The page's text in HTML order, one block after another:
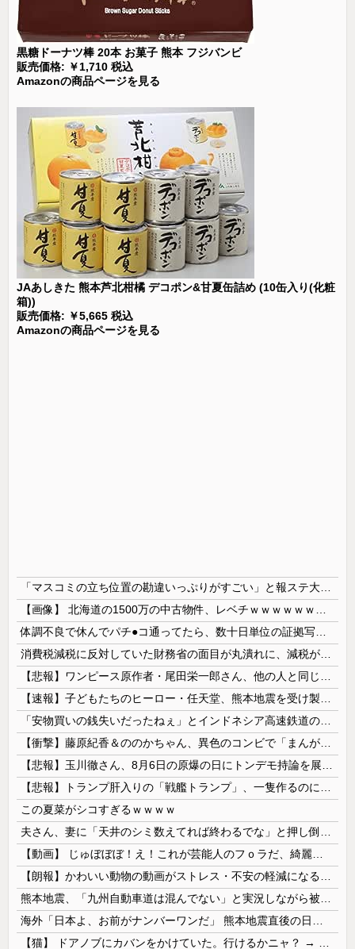
黒糖ドーナツ棒 20本 お菓子 熊本 フジバンビ
販売価格: ￥1,710 税込
Amazonの商品ページを見る
JAあしきた 熊本芦北柑橘 デコポン&甘夏缶詰め (10缶入り(化粧
箱))
販売価格: ￥5,665 税込
Amazonの商品ページを見る
この夏菜がシコすぎるｗｗｗｗ